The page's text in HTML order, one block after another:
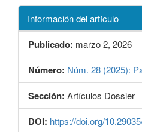
Información del artículo
Publicado: marzo 2, 2026
Número: Núm. 28 (2025):
Sección: Artículos Dossier
DOI: https://doi.org/